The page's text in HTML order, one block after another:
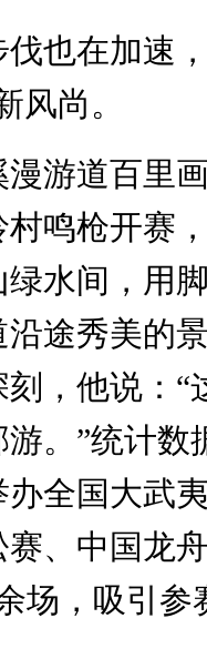
也在加速，
风尚。
游道百里画
鸣枪开赛
水间，用
途秀美的
，他说：“
。”统计数
全国大武
、中国龙
场，吸引参